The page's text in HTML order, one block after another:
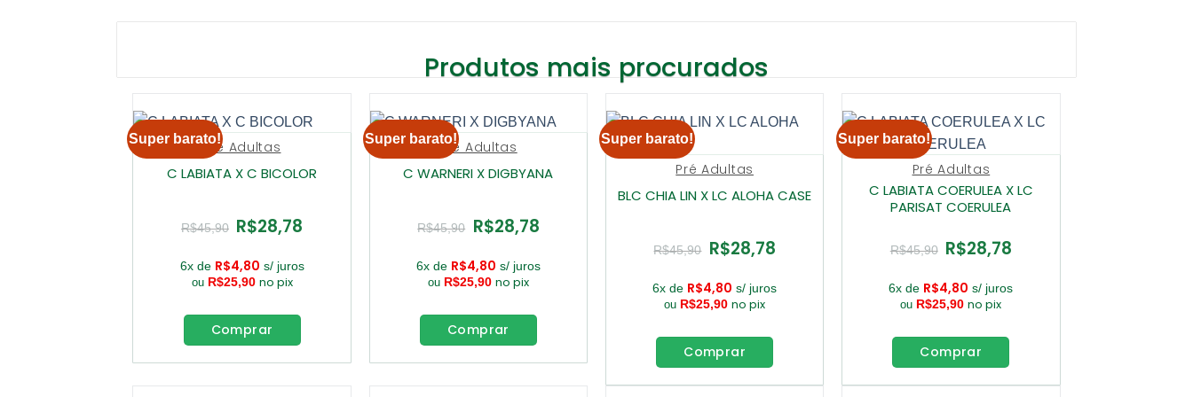
Produtos mais procurados
Super barato!Pré Adultas
C LABIATA X C BICOLOR
R$45,90 O
preço
era:
R$45,90.
R$28,78
é:
R$28,78.
6x de R$4,80 s/ juros
ou R$25,90 no pix
Comprar
Super barato!Pré Adultas
C WARNERI X DIGBYANA
R$45,90
O
preço
era:
R$45,90.
R$28,78O
é:
R$28,78.
6x de R$4,80 s/ juros
ou R$25,90 no pix
Comprar
Super barato!
Pré Adultas
BLC CHIA LIN X LC ALOHA CASE
R$45,90 O
preço
era:
R$45,90.
R$28,78O
é:
R$28,78.
6x de R$4,80 s/ juros
ou R$25,90 no pix
Comprar
Super barato!
Pré Adultas
C LABIATA COERULEA X LC
PARISAT COERULEA
R$45,90 O
preço
era:
R$45,90.
R$28,78
é:
R$28,78.
6x de R$4,80 s/ juros
ou R$25,90 no pix
Comprar